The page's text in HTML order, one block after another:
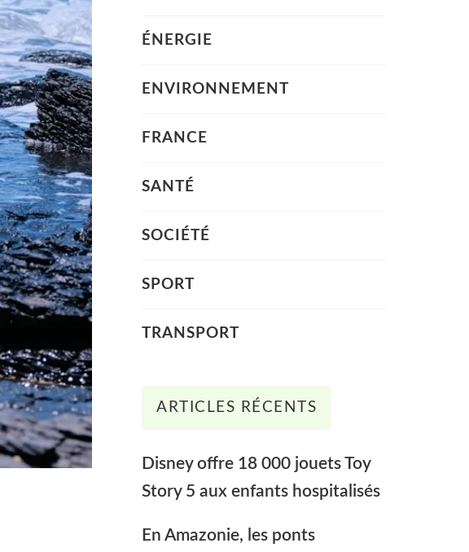
ÉNERGIE
ENVIRONNEMENT
FRANCE
SANTÉ
SOCIÉTÉ
SPORT
TRANSPORT
ARTICLES RÉCENTS
Disney offre 18 000 jouets Toy
Story 5 aux enfants hospitalisés
En Amazonie, les ponts